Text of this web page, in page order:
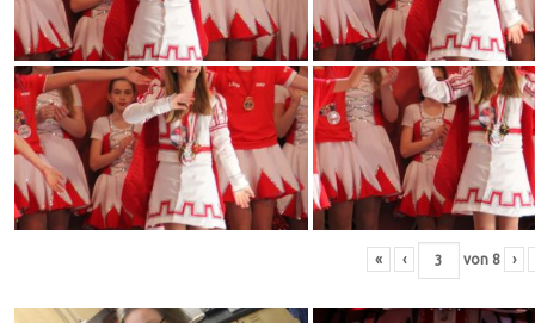
« ‹ von 8 ›